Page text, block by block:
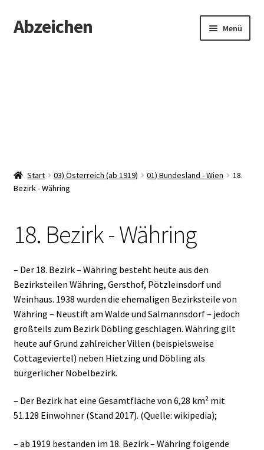
Zur
Navigation
Zum
Inhalt
Abzeichen Menü
Start 03) Österreich (ab 1919) 01) Bundesland - Wien
18.
Bezirk - Währing
18. Bezirk - Währing
– Der 18. Bezirk – Währing besteht heute aus den
Bezirksteilen Währing, Gersthof, Pötzleinsdorf und
Weinhaus. 1938 wurden die ehemaligen Bezirksteile von
Währing – Neustift am Walde und Salmannsdorf – jedoch
großteils zum Bezirk Döbling geschlagen. Währing gilt
heute auf Grund zahlreicher Villen (beispielsweise
Cottageviertel) neben Hietzing und Döbling als
bürgerlicher Nobelbezirk.
– Der Bezirk hat eine Gesamtfläche von 6,28 km² mit
51.128 Einwohner (Stand 2017). (Quelle: wikipedia);
– ab 1919 bestanden im 18. Bezirk – Währing folgende